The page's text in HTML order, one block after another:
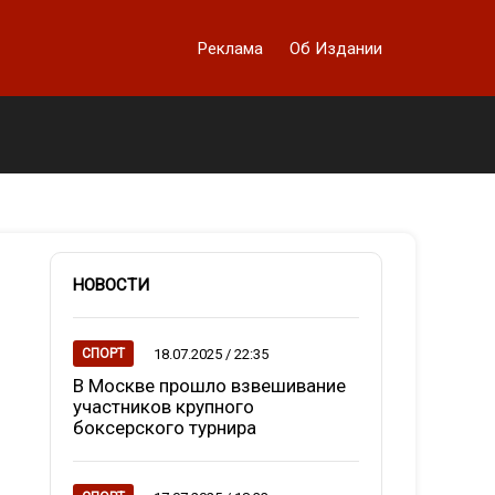
Реклама Об Издании
НОВОСТИ
СПОРТ 18.07.2025 / 22:35
В Москве прошло взвешивание
участников крупного
боксерского турнира